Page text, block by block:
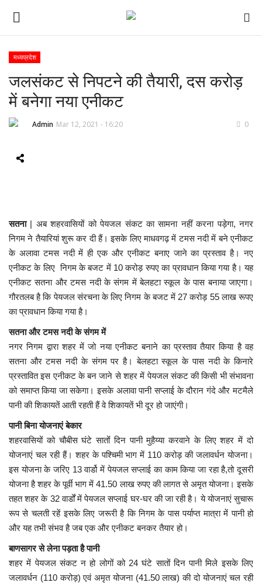
ई-पेपर
होम
देश
दुनिया
मध्यप्रदेश
छत्तीसगढ़
मनोरंजन
लाइफस्टाइल
खेल
ब्रेकिंग न्यूज़
व्यापार
टेक न्यूज़
मध्यप्रदेश
जलसंकट से निपटने की तैयारी, दस करोड़
में बनेगा नया एनीकट
Admin Mar 12, 2021 - 16:20 0
सतना | अब शहरवासियों को पेयजल संकट का सामना नहीं करना पड़ेगा, नगर
निगम ने तैयारियां शुरू कर दी हैं। इसके लिए माधवगढ़ में टमस नदी में बने एनीकट
के अलावा टमस नदी में ही एक और एनीकट बनाए जाने का प्रस्ताव है। नए
एनीकट के लिए निगम के बजट में 10 करोड़ रुपए का प्रावधान किया गया है। यह
एनीकट सतना और टमस नदी के संगम में बेलहटा स्कूल के पास बनाया जाएगा।
गौरतलब है कि पेयजल संरचना के लिए निगम के बजट में 27 करोड़ 55 लाख रूपए
का प्रावधान किया गया है।
सतना और टमस नदी के संगम में
नगर निगम द्वारा शहर में जो नया एनीकट बनाने का प्रस्ताव तैयार किया है वह
सतना और टमस नदी के संगम पर है। बेलहटा स्कूल के पास नदी के किनारे
प्रस्तावित इस एनीकट के बन जाने से शहर में पेयजल संकट की किसी भी संभावना
को समाप्त किया जा सकेगा। इसके अलावा पानी सप्लाई के दौरान गंदे और मटमैले
पानी की शिकायतें आती रहती हैं वे शिकायतें भी दूर हो जाएंगी।
पानी बिना योजनाएं बेकार
शहरवासियों को चौबीस घंटे सातोंं दिन पानी मुहैय्या करवाने के लिए शहर में दो
योजनाएं चल रही हैं। शहर के पश्चिमी भाग में 110 करोड़ की जलावर्धन योजना।
इस योजना के जरिए 13 वार्डो में पेयजल सप्लाई का काम किया जा रहा है,तो दूसरी
योजना है शहर के पूर्वी भाग में 41.50 लाख रुपए की लागत से अमृत योजना। इसके
तहत शहर के 32 वार्डों में पेयजल सप्लाई घर-घर की जा रही है। ये योजनाएं सुचारू
रूप से चलती रहें इसके लिए जरूरी है कि निगम के पास पर्याप्त मात्रा में पानी हो
और यह तभी संभव है जब एक और एनीकट बनकर तैयार हो।
बाणसागर से लेना पड़ता है पानी
शहर में पेयजल संकट न हो लोगों को 24 घंटे सातों दिन पानी मिले इसके लिए
जलावर्धन (110 करोड़) एवं अमृत योजना (41.50 लाख) की दो योजनाएं चल रही